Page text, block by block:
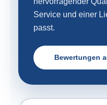
Service und einer
passt.
Bewertungen